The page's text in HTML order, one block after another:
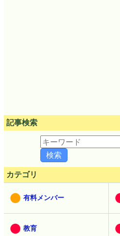
記事検索
カテゴリ
有料メンバー
教育